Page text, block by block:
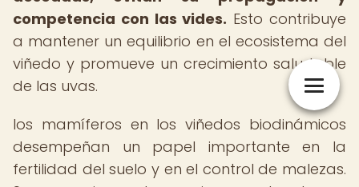
competencia con las vides. Esto contribuye
a mantener un equilibrio en el ecosistema del
viñedo y promueve un crecimiento saludable
de las uvas.
los mamíferos en los viñedos biodinámicos
desempeñan un papel importante en la
fertilidad del suelo y en el control de malezas.